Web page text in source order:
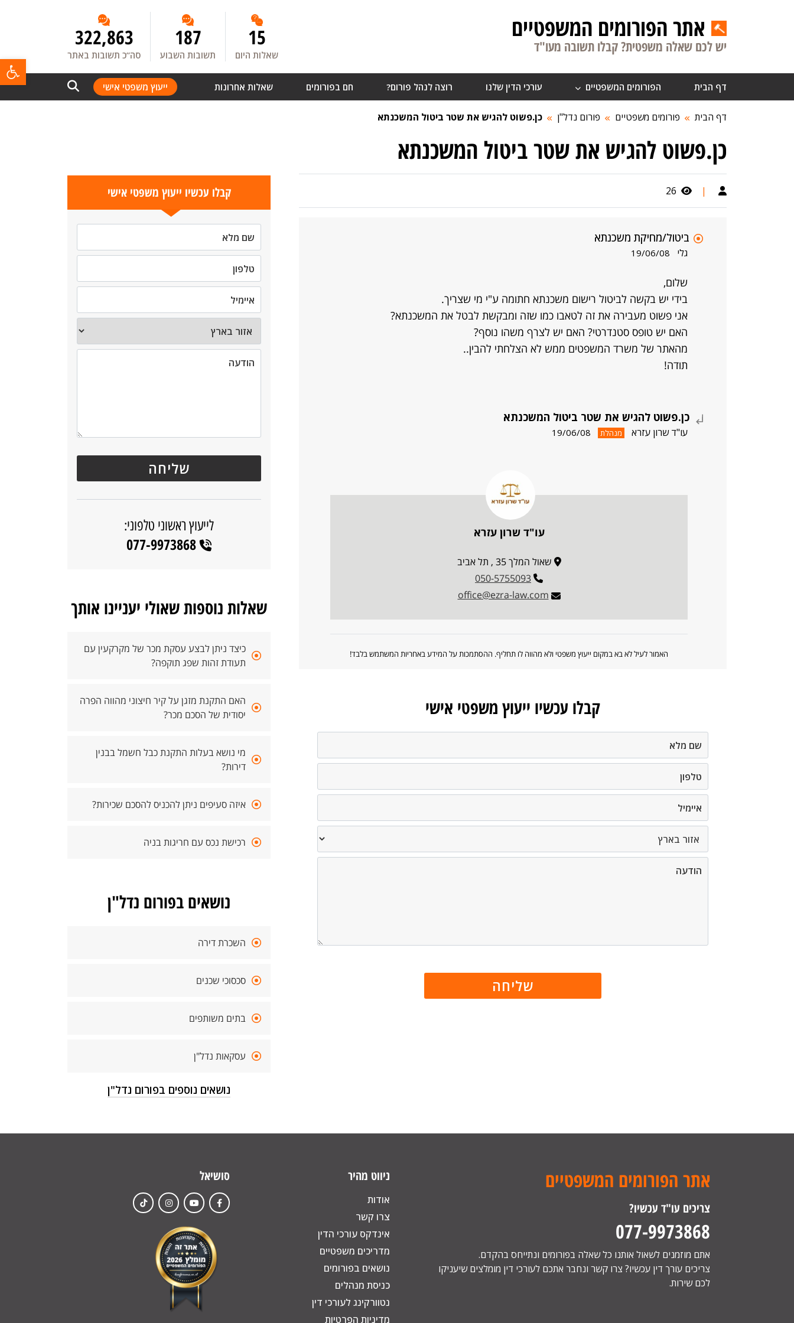
אתר הפורומים המשפטיים
יש לכם שאלה משפטית? קבלו תשובה מעו"ד 15
שאלות היום
187
תשובות השבוע
322,863
סה”כ תשובות באתר
דף הבית הפורומים המשפטיים עורכי הדין שלנו רוצה לנהל פורום? חם בפורומים שאלות אחרונות ייעוץ משפטי אישי
דף הבית פורומים משפטיים פורום נדל"ן כן.פשוט להגיש את שטר ביטול המשכנתא
כן.פשוט להגיש את שטר ביטול המשכנתא
|
26
ביטול/מחיקת משכנתא
גלי 19/06/08
שלום,
בידי יש בקשה לביטול רישום משכנתא חתומה ע"י מי שצריך.
אני פשוט מעבירה את זה לטאבו כמו שזה ומבקשת לבטל את המשכנתא?
האם יש טופס סטנדרטי? האם יש לצרף משהו נוסף?
מהאתר של משרד המשפטים ממש לא הצלחתי להבין..
תודה!
כן.פשוט להגיש את שטר ביטול המשכנתא
עו"ד שרון עזרא מנהלת 19/06/08
עו"ד שרון עזרא
שאול המלך 35 , תל אביב
050-5755093
office@ezra-law.com
האמור לעיל לא בא במקום ייעוץ משפטי ולא מהווה לו תחליף. ההסתמכות על המידע באחריות המשתמש בלבד!
קבלו עכשיו ייעוץ משפטי אישי
קבלו עכשיו ייעוץ משפטי אישי
לייעוץ ראשוני טלפוני:
077-9973868
שאלות נוספות שאולי יעניינו אותך
כיצד ניתן לבצע עסקת מכר של מקרקעין עם
תעודת זהות שפג תוקפה?
האם התקנת מזגן על קיר חיצוני מהווה הפרה
יסודית של הסכם מכר?
מי נושא בעלות התקנת כבל חשמל בבנין
דירות?
איזה סעיפים ניתן להכניס להסכם שכירות?
רכישת נכס עם חריגות בניה
נושאים בפורום נדל"ן
השכרת דירה
סכסוכי שכנים
בתים משותפים
עסקאות נדל"ן
נושאים נוספים בפורום נדל"ן
אתר הפורומים המשפטיים
צריכים עו"ד עכשיו?
077-9973868
אתם מוזמנים לשאול אותנו כל שאלה בפורומים ונתייחס בהקדם.
צריכים עורך דין עכשיו? צרו קשר ונחבר אתכם לעורכי דין מומלצים שיעניקו
לכם שירות.
ניווט מהיר
אודות
צרו קשר
אינדקס עורכי הדין
מדריכים משפטיים
נושאים בפורומים
כניסת מנהלים
נטוורקינג לעורכי דין
מדיניות הפרטיות
סושיאל